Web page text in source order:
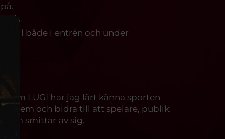
till både i entrén och under
LUGI har jag lärt känna sporten
och bidra till att spelare, publik
som smittar av sig.